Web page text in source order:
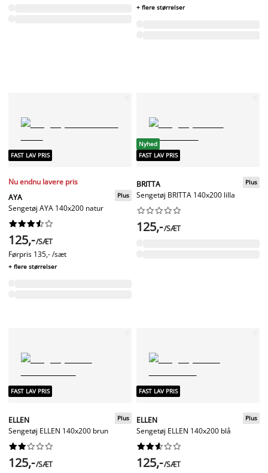
+ flere størrelser
FAST LAV PRIS
Nu endnu lavere pris
AYA
Sengetøj AYA 140x200 natur
Plus






125,-/SÆT
Førpris 135,- /sæt
+ flere størrelser
Nyhed
FAST LAV PRIS
BRITTA
Sengetøj BRITTA 140x200 lilla
Plus






125,-/SÆT
FAST LAV PRIS
ELLEN
Sengetøj ELLEN 140x200 brun
Plus






125,-/SÆT
FAST LAV PRIS
ELLEN
Sengetøj ELLEN 140x200 blå
Plus






125,-/SÆT